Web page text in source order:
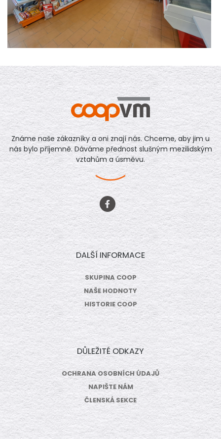
Známe naše zákazníky a oni znají nás. Chceme, aby jim u
nás bylo příjemně. Dáváme přednost slušným mezilidským
vztahům a úsměvu.
DALŠÍ INFORMACE
SKUPINA COOP
NAŠE HODNOTY
HISTORIE COOP
DŮLEŽITÉ ODKAZY
OCHRANA OSOBNÍCH ÚDAJŮ
NAPIŠTE NÁM
ČLENSKÁ SEKCE